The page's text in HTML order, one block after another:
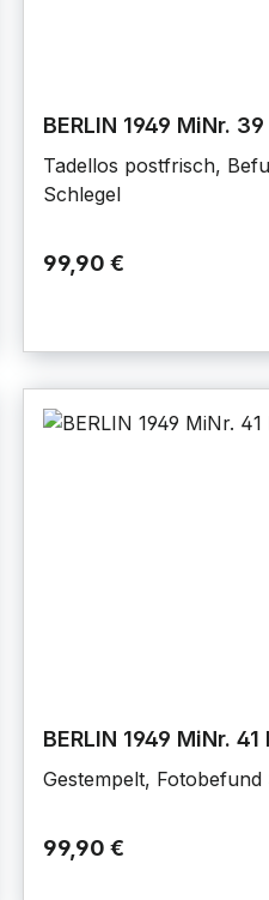
BERLIN 1949 MiNr. 39
Tadellos postfrisch,
Schlegel
99,90 €
BERLIN 1949 MiNr. 41
Gestempelt, Fotobefund
99,90 €